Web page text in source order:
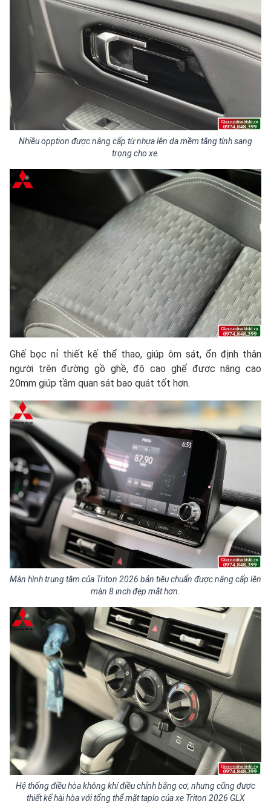
Nhiều opption được nâng cấp từ nhựa lên da mềm tăng tính sang
trọng cho xe.
Ghế bọc nỉ thiết kế thể thao, giúp ôm sát, ổn định thân
người trên đường gồ ghề, độ cao ghế được nâng cao
20mm giúp tầm quan sát bao quát tốt hơn.
Màn hình trung tâm của Triton 2026 bản tiêu chuẩn được nâng cấp lên
màn 8 inch đẹp mắt hơn.
Hệ thống điều hòa không khí điều chỉnh bằng cơ, nhưng cũng được
thiết kế hài hòa với tổng thể mặt taplo của xe Triton 2026 GLX